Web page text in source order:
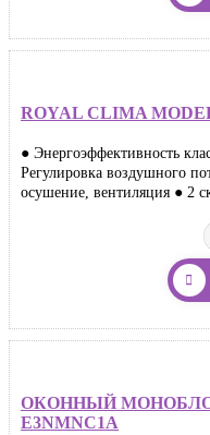
ROYAL CLIMA
● Энергоэффективность
Регулировка воздушного
осушение, вентиляция ● 2
ОКОННЫЙ МОНОБЛОК
E3NMNC1A